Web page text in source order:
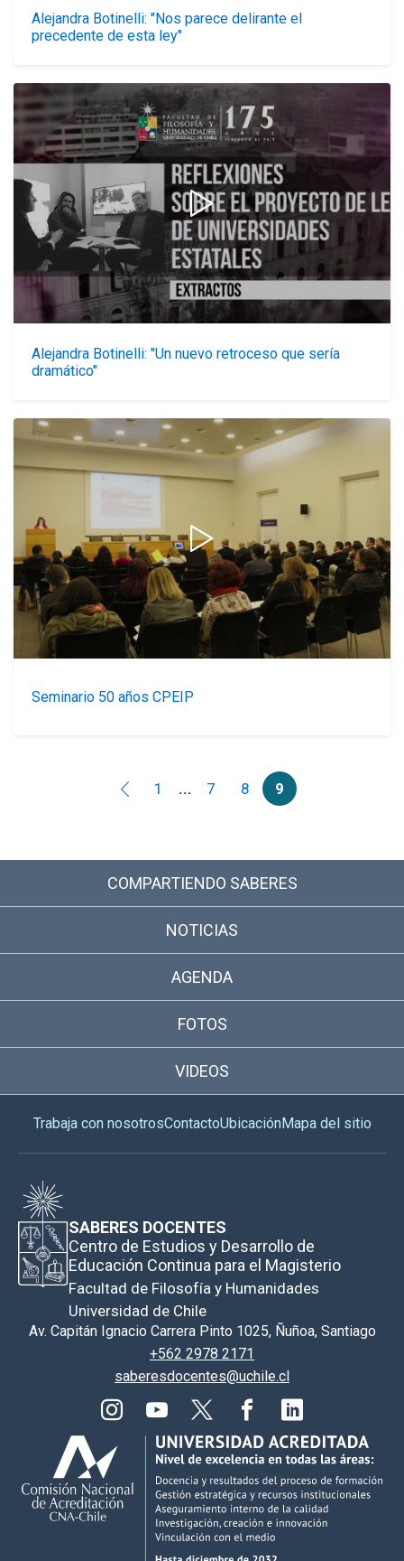
Alejandra Botinelli: "Nos parece delirante el
precedente de esta ley"
Alejandra Botinelli: "Un nuevo retroceso que sería
dramático"
Seminario 50 años CPEIP
1 ... 7 8 9
COMPARTIENDO SABERES
NOTICIAS
AGENDA
FOTOS
VIDEOS
Trabaja con nosotrosContactoUbicación Mapa del sitio
SABERES DOCENTES
Centro de Estudios y Desarrollo de
Educación Continua para el Magisterio
Facultad de Filosofía y Humanidades
Universidad de Chile
Av. Capitán Ignacio Carrera Pinto 1025, Ñuñoa, Santiago
+562 2978 2171
saberesdocentes@uchile.cl